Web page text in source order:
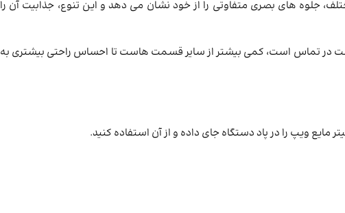
جلوه‌ های بصری متفاوتی را از خود نشان می ‌دهد و این تنوع، جذابیت آن را
که با دست در تماس است، کمی بیشتر از سایر قسمت ‌هاست تا احساس راحتی بیشتری به